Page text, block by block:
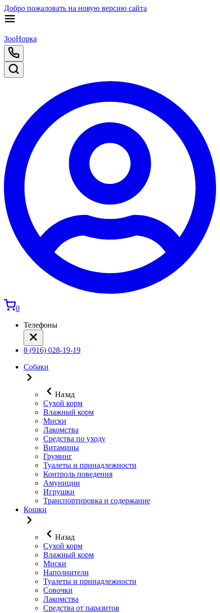
Добро пожаловать на новую версию сайта
ЗооНорка
0
Телефоны
8 (916) 028-19-19
Собаки
Назад
Сухой корм
Влажный корм
Миски
Лакомства
Средства по уходу
Витамины
Груминг
Туалеты и принадлежности
Контроль поведения
Амуниции
Игрушки
Транспортировка и содержание
Кошки
Назад
Сухой корм
Влажный корм
Миски
Наполнители
Туалеты и принадлежности
Совочки
Лакомства
Средства от паразитов